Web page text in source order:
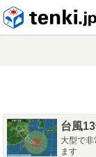
台風
大型で
ます